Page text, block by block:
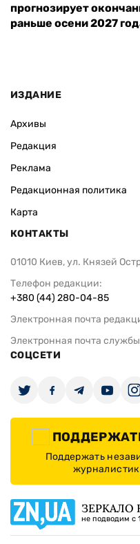
прогнозирует
раньше осени 2027
ИЗДАНИЕ
Архивы
Редакция
Реклама
Редакционная политика
Карта
КОНТАКТЫ
01010 Киев, ул. Князей
Телефон редакции:
+380 (44) 280-04-85
Электронная почта
Электронная почта
СОЦСЕТИ
Поддержать
ЗЕРКАЛО
не подводим с